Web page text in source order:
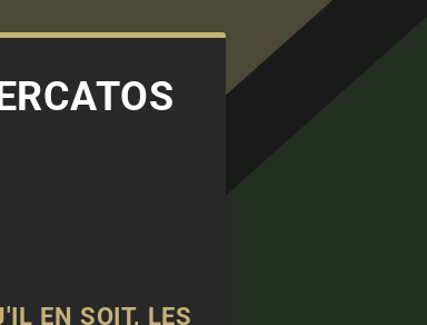
EN SOIT, LES